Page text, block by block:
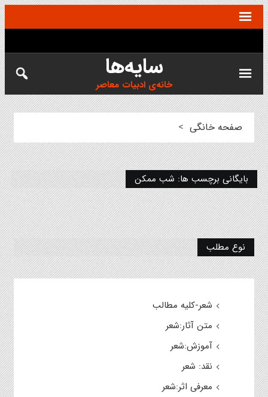
سایه‌ها
خانه‌ی ادبیات معاصر
صفحه خانگی >
بایگانی برچسب ها: شب ممکن
نوع مطلب
شعر-کلیه مطالب
متن آثار:شعر
آموزش:شعر
نقد: شعر
معرفی اثر:شعر